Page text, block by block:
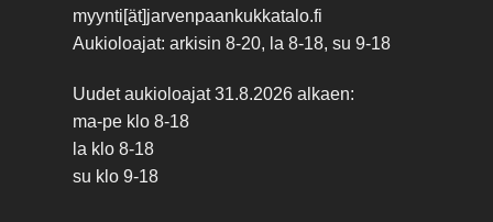
myynti[ät]jarvenpaankukkatalo.fi
Aukioloajat: arkisin 8-20, la 8-18, su 9-18
Uudet aukioloajat 31.8.2026 alkaen:
ma-pe klo 8-18
la klo 8-18
su klo 9-18